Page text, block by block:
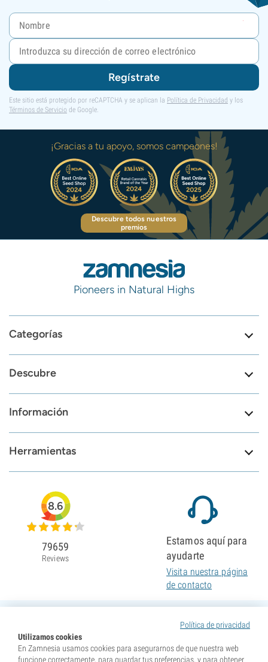
Regístrate
Este sitio está protegido por reCAPTCHA y se aplican la Política de Privacidad y los
Términos de Servicio de Google.
¡Gracias a tu apoyo, somos campeones!
Descubre todos nuestros
premios
Pioneers in Natural Highs
Categorías
Descubre
Información
Herramientas
Política de privacidad
Utilizamos cookies
En Zamnesia usamos cookies para asegurarnos de que nuestra web
funcione correctamente, para guardar tus preferencias, y para obtener
8.6
79659
Reviews
Estamos aquí para
ayudarte
Visita nuestra página
de contacto